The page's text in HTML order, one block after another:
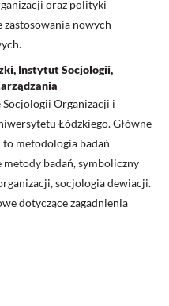
oraz polityki
zastosowania nowych
Instytut Socjologii,
Socjologii Organizacji i
Łódzkiego. Główne
metodologia badań
metody badań, symboliczny
socjologia dewiacji.
dotyczące zagadnienia